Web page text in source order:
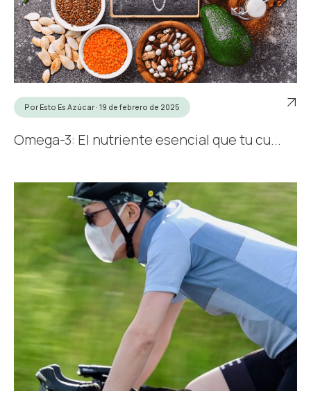
Por Esto Es Azúcar · 19 de febrero de 2025
Omega-3: El nutriente esencial que tu cu...